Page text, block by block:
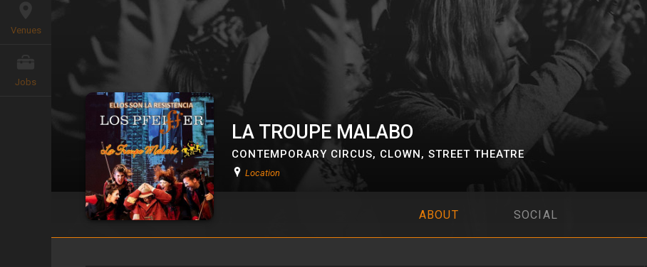
Venues
Jobs
LA TROUPE MALABO
CONTEMPORARY CIRCUS, CLOWN, STREET THEATRE
Location
ABOUT SOCIAL